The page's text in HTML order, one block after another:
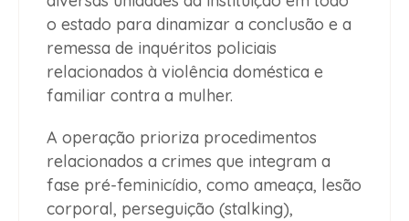
o estado para dinamizar a conclusão e a
remessa de inquéritos policiais
relacionados à violência doméstica e
familiar contra a mulher.
A operação prioriza procedimentos
relacionados a crimes que integram a
fase pré-feminicídio, como ameaça, lesão
corporal, perseguição (stalking),